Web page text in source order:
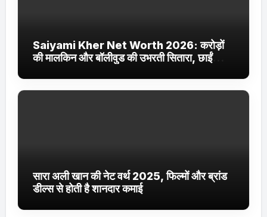
Saiyami Kher Net Worth 2026: करोड़ों
की मालकिन और बॉलीवुड की उभरती सितारा, छाईं
सारा अली खान की नेट वर्थ 2025, फिल्मों और ब्रांड
डील्स से होती है शानदार कमाई